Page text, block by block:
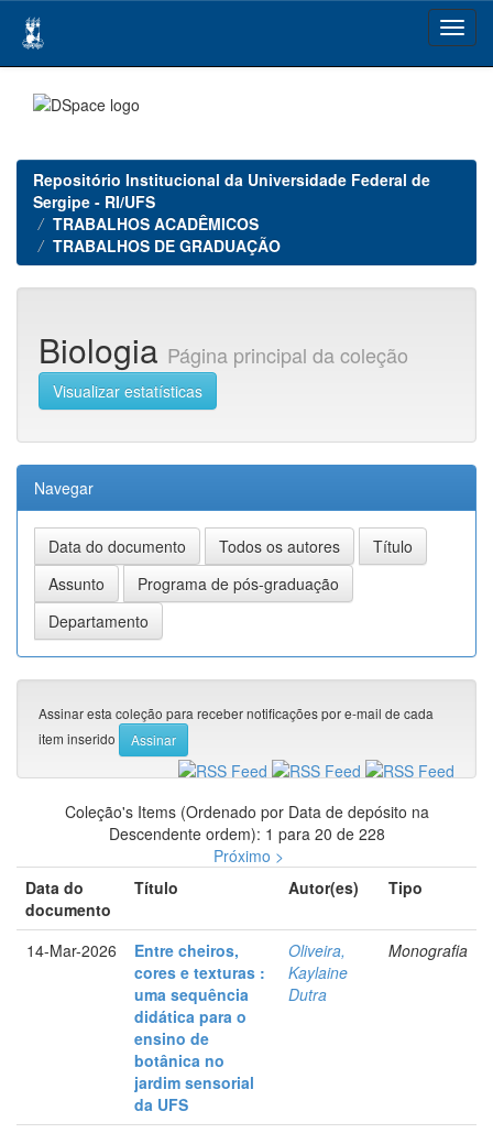
navigation
Repositório Institucional da Universidade Federal de
Sergipe - RI/UFS
TRABALHOS ACADÊMICOS
TRABALHOS DE GRADUAÇÃO
Biologia Página principal da coleção
Visualizar estatísticas
Navegar
Assinar esta coleção para receber notificações por e-mail de cada
item inserido
Coleção's Items (Ordenado por Data de depósito na
Descendente ordem): 1 para 20 de 228
Próximo >
Data do
documento
Título Autor(es) Tipo
14-Mar-2026
Entre cheiros,
cores e texturas :
uma sequência
didática para o
ensino de
botânica no
jardim sensorial
da UFS
Oliveira,
Kaylaine
Dutra
Monografia